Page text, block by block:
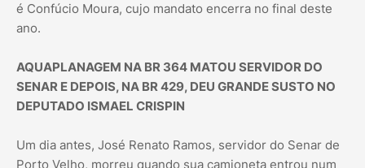
é Confúcio Moura, cujo mandato encerra no final deste
ano.
AQUAPLANAGEM NA BR 364 MATOU SERVIDOR DO
SENAR E DEPOIS, NA BR 429, DEU GRANDE SUSTO NO
DEPUTADO ISMAEL CRISPIN
Um dia antes, José Renato Ramos, servidor do Senar de
Porto Velho, morreu quando sua camioneta entrou num